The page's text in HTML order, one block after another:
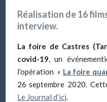
Réalisation de 16
interview.
La foire de Castres
covid-19, un
l’opération « La foire
26 septembre 2020.
Le Journal d’ici.